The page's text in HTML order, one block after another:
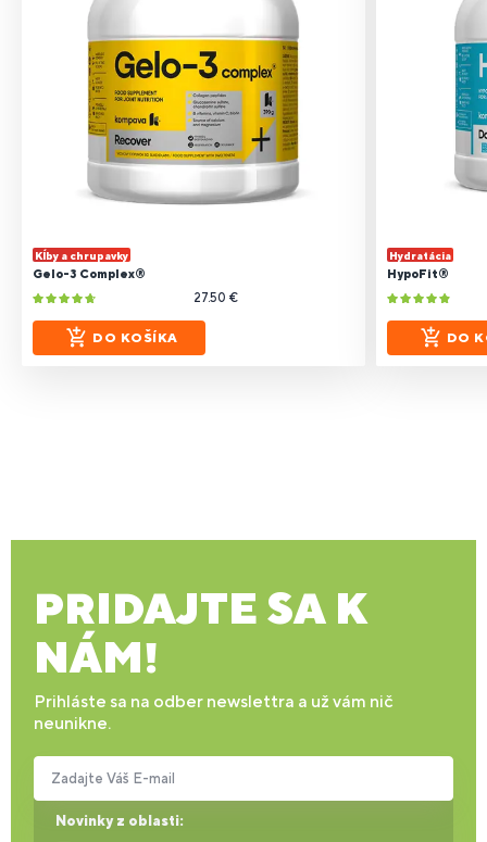
Kĺby a chrupavky
Gelo-3 Complex®
27.50 €
DO KOŠÍKA
Hydratácia
HypoFit®
DO
PRIDAJTE SA K
NÁM!
Prihláste sa na odber newslettra a už vám nič
neunikne.
Novinky z oblasti:
Zadajte Váš E-mail